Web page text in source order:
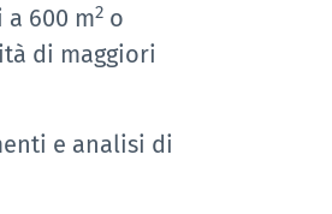
600 m2 o
di maggiori
e analisi di